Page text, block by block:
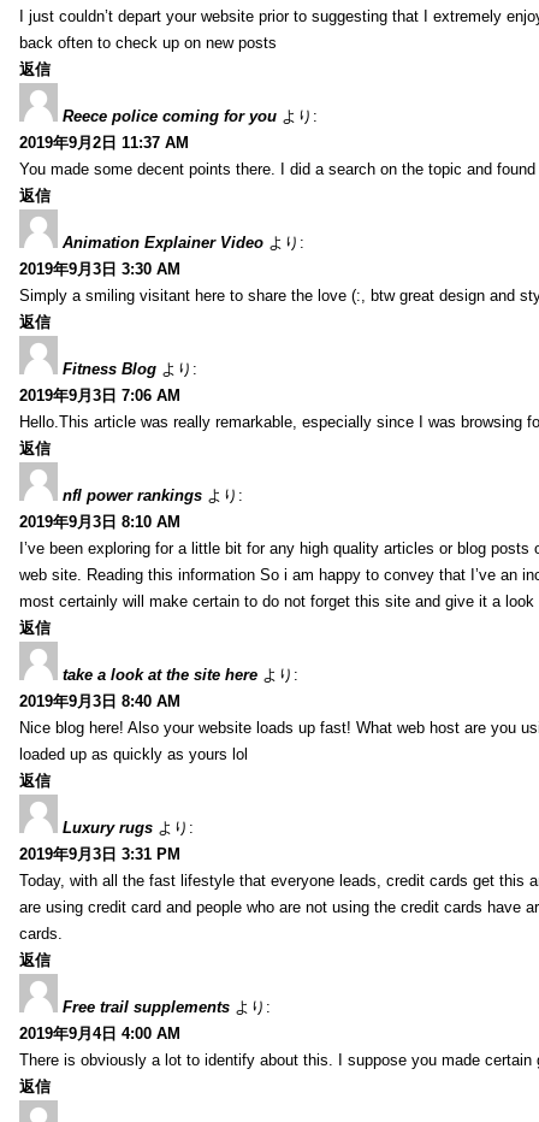
I just couldn’t depart your website prior to suggesting that I extremely
back often to check up on new posts
返信
Reece police coming for you より:
2019年9月2日 11:37 AM
You made some decent points there. I did a search on the topic and
返信
Animation Explainer Video より:
2019年9月3日 3:30 AM
Simply a smiling visitant here to share the love (:, btw great design and
返信
Fitness Blog より:
2019年9月3日 7:06 AM
Hello.This article was really remarkable, especially since I was browsing
返信
nfl power rankings より:
2019年9月3日 8:10 AM
I’ve been exploring for a little bit for any high quality articles or blog
web site. Reading this information So i am happy to convey that I’ve an
most certainly will make certain to do not forget this site and give it a look
返信
take a look at the site here より:
2019年9月3日 8:40 AM
Nice blog here! Also your website loads up fast! What web host are you
loaded up as quickly as yours lol
返信
Luxury rugs より:
2019年9月3日 3:31 PM
Today, with all the fast lifestyle that everyone leads, credit cards get this
are using credit card and people who are not using the credit cards have
cards.
返信
Free trail supplements より:
2019年9月4日 4:00 AM
There is obviously a lot to identify about this. I suppose you made certain
返信